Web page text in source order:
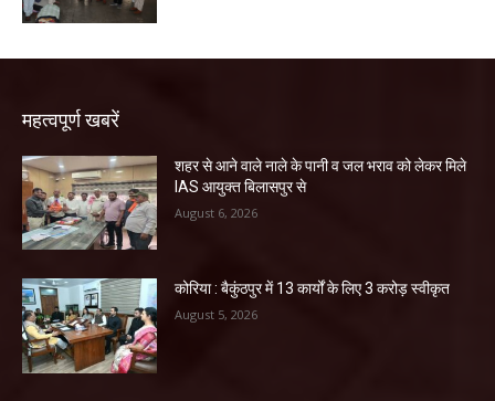
महत्वपूर्ण खबरें
शहर से आने वाले नाले के पानी व जल भराव को लेकर मिले
IAS आयुक्त बिलासपुर से
August 6, 2026
कोरिया : बैकुंठपुर में 13 कार्यों के लिए 3 करोड़ स्वीकृत
August 5, 2026